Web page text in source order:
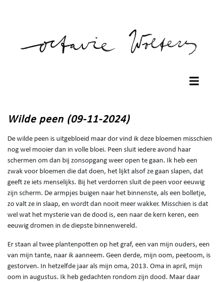
Wilde peen (09-11-2024)
De wilde peen is uitgebloeid maar dor vind ik deze bloemen misschien
nog wel mooier dan in volle bloei. Peen sluit iedere avond haar
schermen om dan bij zonsopgang weer open te gaan. Ik heb een
zwak voor bloemen die dat doen, het lijkt alsof ze gaan slapen, dat
geeft ze iets menselijks. Bij het verdorren sluit de peen voor eeuwig
zijn scherm. De armpjes buigen naar het binnenste, als een bolletje,
zo valt ze in slaap, en wordt dan nooit meer wakker. Misschien is dat
wel wat het mysterie van de dood is, een naar de kern keren, een
eeuwig dromen in de diepste binnenwereld.
Er staan al twee plantenpotten op het graf, een van mijn ouders, een
van mijn tante, naar ik aanneem. Geen derde, mijn oom, peetoom, is
gestorven. In hetzelfde jaar als mijn oma, 2013. Oma in april, mijn
oom in augustus. Ik heb gedachten rondom zijn dood. Maar daar